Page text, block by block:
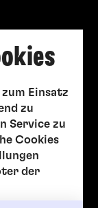
Einsatz
zu
Service zu
Cookies
der